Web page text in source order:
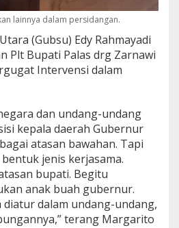
lainnya dalam persidangan.
(Gubsu) Edy Rahmayadi
Plt Bupati Palas drg Zarnawi
Intervensi dalam
dan undang-undang
kepala daerah Gubernur
atasan bawahan. Tapi
jenis kerjasama.
bupati. Begitu
anak buah gubernur.
dalam undang-undang,
terang Margarito